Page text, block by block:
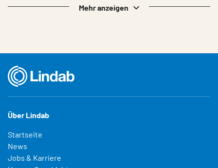
Mehr anzeigen
Über Lindab
Startseite
News
Jobs & Karriere